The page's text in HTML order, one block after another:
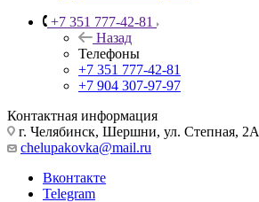
+7 351 777-42-81
Назад
Телефоны
+7 351 777-42-81
+7 904 307-97-97
Контактная информация
г. Челябинск, Шершни, ул. Степная, 2А
chelupakovka@mail.ru
Вконтакте
Telegram